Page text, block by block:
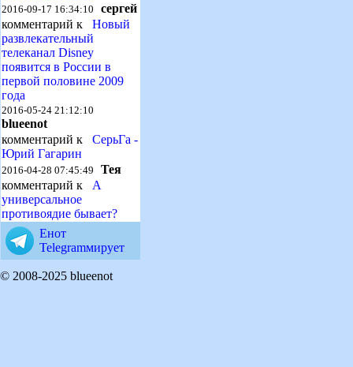
2016-09-17 16:34:10 сергей
комментарий к Новый
развлекательный
телеканал Disney
появится в России в
первой половине 2009
года
2016-05-24 21:12:10
blueenot
комментарий к СерьГа -
Юрий Гагарин
2016-04-28 07:45:49 Тея
комментарий к А
универсальное
противоядие бывает?
Енот
Telegramмирует
© 2008-2025 blueenot